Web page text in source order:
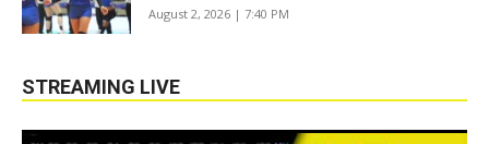
August 2, 2026 | 7:40 PM
STREAMING LIVE